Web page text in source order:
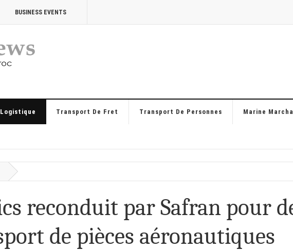
BUSINESS EVENTS
Logistique Transport De Fret Transport De Personnes Marine
reconduit par Safran pour
de pièces aéronautiques